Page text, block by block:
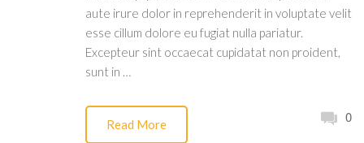
aute irure dolor in reprehenderit in voluptate velit
esse cillum dolore eu fugiat nulla pariatur.
Excepteur sint occaecat cupidatat non proident,
sunt in …
Read More 0